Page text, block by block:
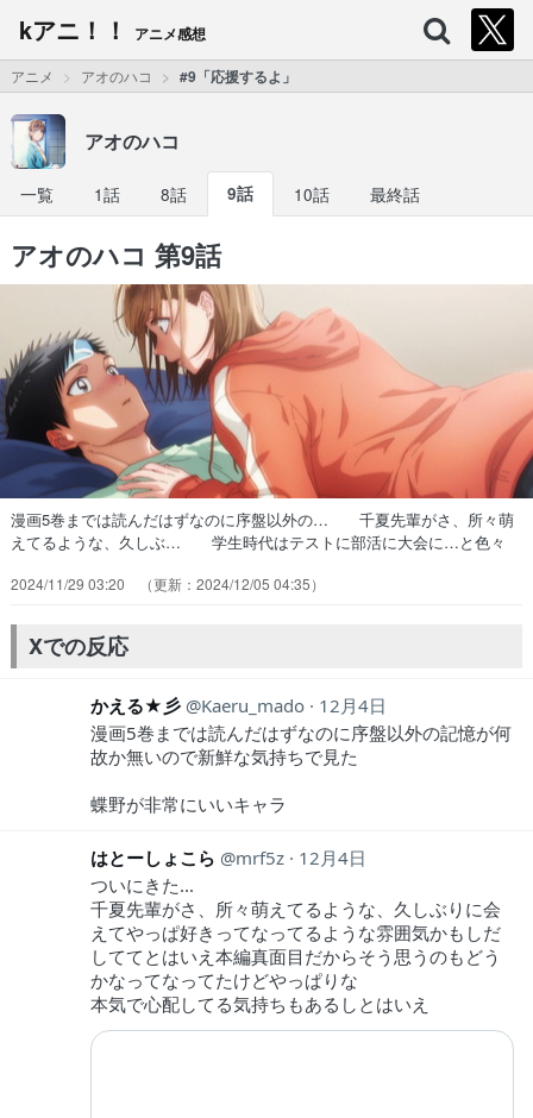
kアニ！！ アニメ感想
アニメ アオのハコ #9「応援するよ」
アオのハコ
一覧 1話 8話 9話 10話 最終話
アオのハコ 第9話
漫画5巻までは読んだはずなのに序盤以外の… 千夏先輩がさ、所々萌
えてるような、久しぶ… 学生時代はテストに部活に大会に…と色々
ど漫画で見るより動いてた方が… この作品のWebラジオを聞きてー
とかいう地獄w。部活との両立が大変… この子達The青春してんなー
好きな先輩に… 千夏先輩あざとすぎてだんだん嫌いになって…
2024/11/29 03:20 2024/12/05 04:35
Xでの反応
かえる★彡 Kaeru_mado
12月4日
漫画5巻までは読んだはずなのに序盤以外の記憶が何
故か無いので新鮮な気持ちで見た
蝶野が非常にいいキャラ
はとーしょこら mrf5z
12月4日
ついにきた...
千夏先輩がさ、所々萌えてるような、久しぶりに会
えてやっぱ好きってなってるような雰囲気かもしだ
しててとはいえ本編真面目だからそう思うのもどう
かなってなってたけどやっぱりな
本気で心配してる気持ちもあるしとはいえ